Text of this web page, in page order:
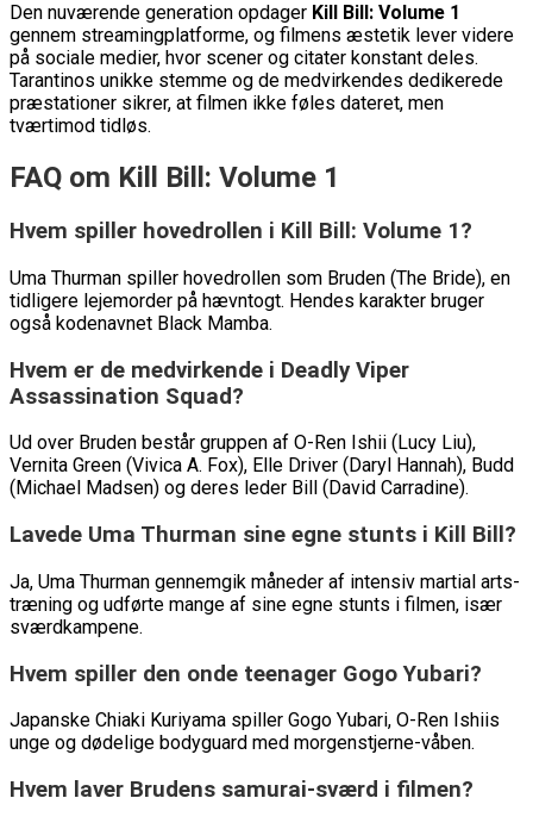
Den nuværende generation opdager Kill Bill: Volume 1
gennem streamingplatforme, og filmens æstetik lever videre
på sociale medier, hvor scener og citater konstant deles.
Tarantinos unikke stemme og de medvirkendes dedikerede
præstationer sikrer, at filmen ikke føles dateret, men
tværtimod tidløs.
FAQ om Kill Bill: Volume 1
Hvem spiller hovedrollen i Kill Bill: Volume 1?
Uma Thurman spiller hovedrollen som Bruden (The Bride), en
tidligere lejemorder på hævntogt. Hendes karakter bruger
også kodenavnet Black Mamba.
Hvem er de medvirkende i Deadly Viper
Assassination Squad?
Ud over Bruden består gruppen af O-Ren Ishii (Lucy Liu),
Vernita Green (Vivica A. Fox), Elle Driver (Daryl Hannah), Budd
(Michael Madsen) og deres leder Bill (David Carradine).
Lavede Uma Thurman sine egne stunts i Kill Bill?
Ja, Uma Thurman gennemgik måneder af intensiv martial arts-
træning og udførte mange af sine egne stunts i filmen, især
sværdkampene.
Hvem spiller den onde teenager Gogo Yubari?
Japanske Chiaki Kuriyama spiller Gogo Yubari, O-Ren Ishiis
unge og dødelige bodyguard med morgenstjerne-våben.
Hvem laver Brudens samurai-sværd i filmen?